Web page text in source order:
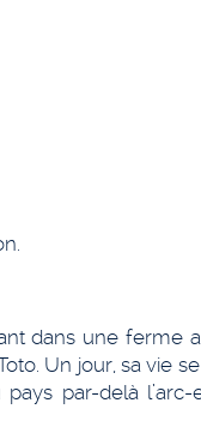
dans une ferme
Un jour, sa vie
par-delà